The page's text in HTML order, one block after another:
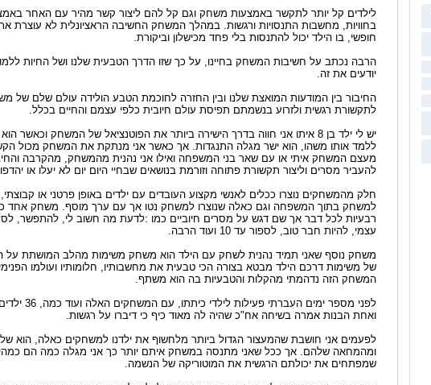
לילדים קל יותר לתקשר באמצעות משחק וגם קל להם ליצור קשר מהיר עם האחר
בחוויות, מחשבות התנסויות ורגשות. במהלך המשחק החשיבה הראציונלית לא עוצרת
חופשי, בו הילד יכול להתנסות בלי פחד מכישלון וביקורת.
הרבה נכתב על חשיבות המשחק בחיינו, על כך שזו הדרך הטבעית שלנו ושל החיות
יודעים את זה.
החיבור בין המודעות המואצת שלנו ובין החזרה לחוכמת הטבע הולידה עולם שלם של
לתקשורת רגשית ולזרוע בנשמתם תפיסת עולם חיובית כלפי עצמם והחיים בכלל.
יש לי ילד בן 8 איתו אני חווה בדרך הישירה ביותר את הפוטנציאל של המשחק
ללמד אותו משהו, הוא ישר מגלה התנגדות. אך כאשר אני מנתקת את המשחק מכול
מעצם המשחק איתי או עם שאר בני המשפחה ואילו אני נהנית מהמשחק, מהקרבה
להעביר מסרים וליצור תקשורת פתוחה וזורמת בנושאים שבחיי היום יום לא יעלו או
חלק מהמשחקים נוצרו ככלים לאנשי מקצוע העובדים עם ילדים באופן פרטני או
למשחק בתוך המשפחה וגם כאלה שנוצרו למשחק נטו אך עם ערך מוסף. משחק אחד
רבעיות לכל דבר אך שם דגש על מסרים חיוביים כמו :לדעת מה חשוב לי, להתפשר,
עצמי, להיות חבר טוב, לספור עד 10 ועוד הרבה.
משחק נוסף שאני תמיד נהנית לשחק עם הילד הוא משחק משימות מהלב המושתת על
של משימות דרכם הילד מבטא בצורה הכי טבעית את מחשבותיו, חלומותיו ועולמו
המשחק הזה נדהמתי מהקלות והטבעיות בה הוא משתף.
לפני מספר
ואחת הבנות אמרה בשיחה אח"כ שהיה לה מאוד כיף כי דיברו על רגשות.
לפעמים אני חושבת שהמעצור הגדול ביותר מלחשוף את ילדנו למשחקים כאלה, הוא
ומהמחאה שלהם. אך ככל שאני מתנסה במשחק איתם יותר כך אני מגלה כמה הם
שמפתחים את יכולתם הרגשית את המוטוריקה של הנשמה.